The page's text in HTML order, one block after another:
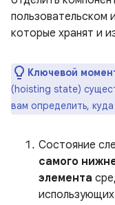
пользовательском
которые хранят и
Ключевой
(hoisting state)
вам определить,
Состояние
самого
элемента